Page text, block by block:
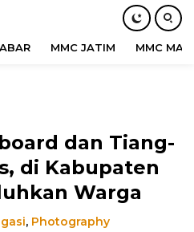
MMC JATIM MMC
dan Tiang-
di Kabupaten
Warga
, Photography